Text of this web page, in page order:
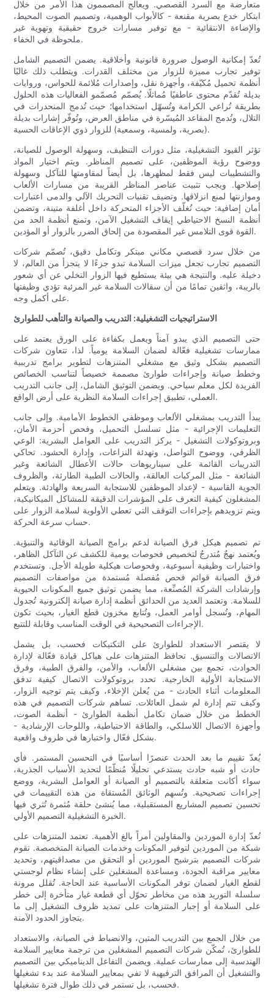
متعارضة مع السرد القصصي. ويعالج المصممون هذا الأمر من خلال
ابتكار خدع بصرية مقنعة - كالأبواب الوهمية، وتصميم الصوت المحيط،
والإضاءة الانتقائية - مع توفير مسارات خروج حقيقية وتهوية غير
ملحوظة في الخفاء.
تُعدّ إمكانية الوصول ضرورة قانونية وأخلاقية. يضمن التصميم الشامل
توفير تجارب مميزة للزوار من مختلف القدرات. ويتطلب ذلك غالبًا
أنظمة تحميل مُكيّفة، وأجهزة نقل، وإصدارات مُلائمة للحواس، وروايات
بديلة تُقدّم محتوى عاطفيًا مُماثلًا. يُصمّم مُصمّمو الفعاليات هذه الحلول
بطريقة تُراعي الكرامة وتُسهّل استخدامها؛ حيث تُدمج المنحدرات في
التلال، وتُدمج المقاعد المُيسّرة في مناطق العرض، وتُوفّر إشارات بديلة
(بصرية، ولمسية، وسمعية) للزوار ذوي الإعاقات الحسية.
تؤثر القيود التشغيلية، مثل دورات التنظيف، وسهولة الوصول للصيانة،
ووضوح رؤية الموظفين، على تصميم المناظر. ويتم اختيار المواد
والتشطيبات ليس فقط لمظهرها، بل أيضاً لمقاومتها للتآكل وسهولة
إصلاحها. ويجب تثبيت عناصر المناظر القريبة من مسارات الألعاب
وموازنتها لمنع انزلاقها. وتضيف تقنيات التحريك الآلي والدمى اعتبارات
أمان إضافية: حيث تُغلّف الأجزاء المتحركة داخل أغلفة متينة، وتضمن
أنظمة النسخ الاحتياطي إيقاف التشغيل الآمن، وتمنع أنظمة الحد من
القوة قوى التلامس غير المقصودة من إلحاق الضرر بالزوار أو المؤدين.
من خلال سرد قصصي مكاني مبتكر وتكامل دقيق، تُصمّم شركات
التصميم تجارب تجعل ميزات السلامة تبدو جزءًا لا يتجزأ من العالم، لا
دخيلة عليه. والنتيجة هي بيئة يستطيع فيها الزوار التخلي عن أي شعور
بالريبة، واثقين تمامًا من أن سقالات السلامة غير المرئية تؤدي وظيفتها
على أكمل وجه.
الاستراتيجيات التشغيلية: التدريب والصيانة والتأهب للطوارئ
حتى التصميم الذي يبدو آمناً ويعمل بكفاءة على الورق يعتمد على
ممارسات تشغيلية فعّالة لضمان السلامة يومياً. لذا، تتعاون شركات
التصميم بشكل وثيق مع مشغلي المتنزهات لتطوير برامج تدريبية
وخطط صيانة وإجراءات طوارئ مصممة خصيصاً لتناسب الخصائص
الفريدة لكل معلم سياحي. ويضمن التوثيق الشامل، إلى جانب التدريب
العملي، تطبيق إجراءات السلامة النظرية على أرض الواقع.
يبدأ التدريب بمشغلي الألعاب وموظفي الخطوط الأمامية. وإلى جانب
التعليمات الإجرائية - مثل تسلسل التحميل، وفحص أحزمة الأمان،
وبروتوكولات التشغيل - يركز التدريب على العوامل البشرية: الوعي
الظرفي، ووضوح التواصل، وتهدئة النزاعات، وإدارة الحشود. تحاكي
التدريبات القائمة على سيناريوهات حالات الأعطال الشائعة وغير
الشائعة - مثل المركبات العالقة، والحالات الطبية الطارئة، والظروف
الجوية القاسية - لإعداد الموظفين للاستجابة السريعة والهادئة. ويتعلم
المشغلون كيفية التعرف على المؤشرات الدقيقة للمشاكل الميكانيكية،
ويتم تزويدهم بإجراءات التوقف التي تعطي الأولوية لسلامة الزوار على
حساب سرعة الحركة.
تم تصميم هيكل فرق الصيانة لدعم برامج الصيانة الوقائية والتنبؤية.
ويُعتمد نهجٌ مُتدرجٌ لتخصيص فحوصات يومية للكشف عن التآكل الظاهر،
واختبارات وظيفية أسبوعية، وفحوصات هيكلية طويلة الأجل. وتستخدم
فرق الصيانة قوائم فحص مُفصلة مُستمدة من مواصفات التصميم
وإرشادات الشركة المُصنِّعة، مما يضمن توثيق جميع المكونات الحيوية
للسلامة. وتعتمد العديد من الحدائق أنظمة إدارة صيانة إلكترونية تُجدول
المهام، وتُسجل أوامر العمل، وتُتابع مخزون قطع الغيار، بحيث تكون
الإجراءات التصحيحية في الوقت المناسب وقابلة للتتبع.
لا يقتصر الاستعداد للطوارئ على التكتيكات فحسب، بل يشمل
الاتصالات والتنسيق. تحافظ المتنزهات على هياكل قيادة فعّالة لإدارة
الحوادث، تجمع بين مشغلي الألعاب، والأمن، والفرق الطبية، وفرق
الاستجابة الأولية الخارجية. تحدد بروتوكولات الاتصال كيفية تدفق
المعلومات أثناء الحادث - من يُعلن الإخلاء، وكيف يتم توجيه الزوار،
وكيف تتم إدارة لم شمل العائلات. تساهم شركات التصميم في هذه
الخطط من خلال ضمان تكامل أنظمة الطوارئ - أنظمة الصوت،
وأجهزة الاتصال اللاسلكي، والطاقة الاحتياطية، واللوحات الإرشادية -
بشكل فعّال واختبارها في ظروف واقعية.
يُعدّ تقييم ما بعد الحدث عنصرًا أساسيًا في التحسين المستمر. فأي
حادث أو شبه حادث يستدعي تحليلًا مُنظّمًا لتحديد الأسباب الجذرية،
سواء أكانت متعلقة بالتصميم أو الصيانة أو العوامل البشرية، ووضع
إجراءات تصحيحية. وتُسهم الوثائق المُستقاة من هذه التقييمات في
تحسين تصميم المشاريع المستقبلية، مما يُنشئ حلقة مُثمرة تُثري فيها
الخبرة التشغيلية التصميم الأولي.
تُعدّ إدارة الموردين والمقاولين أمراً بالغ الأهمية. تعتمد المتنزهات على
شبكة من الموردين لتوفير المكونات وخدمات الصيانة المتخصصة. تقوم
شركات التصميم بترشيح الموردين أو التحقق من مصداقيتهم، وتحديد
معايير مراقبة الجودة، ومساعدة المشغلين على إنشاء نظام لوجستي
لقطع الغيار لضمان توفر المكونات الأساسية عند الحاجة. تُقلل مرونة
سلسلة التوريد هذه من مخاطر تحوّل أي قطعة غيار متأخرة إلى خطر
على السلامة أو إجبار المتنزهات على تمديد ظروف التشغيل إلى ما
يتجاوز الحدود الآمنة.
من خلال الجمع بين التدريب المتين، والانضباط في الصيانة، والاستعداد
للطوارئ، تُمكّن شركات التصميم المشغلين من ترجمة معايير السلامة
الهندسية إلى ممارسات عملية. ويضمن التفاعل الديناميكي بين التصميم
والتشغيل أن المرافق الترفيهية لا تفي بمعايير السلامة عند بدء تشغيلها
فحسب، بل تستمر في ذلك طوال فترة تشغيلها.